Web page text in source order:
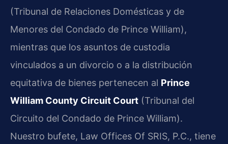
(Tribunal de Relaciones Domésticas y de
Menores del Condado de Prince William),
mientras que los asuntos de custodia
vinculados a un divorcio o a la distribución
equitativa de bienes pertenecen al Prince
William County Circuit Court (Tribunal del
Circuito del Condado de Prince William).
Nuestro bufete, Law Offices Of SRIS, P.C., tiene